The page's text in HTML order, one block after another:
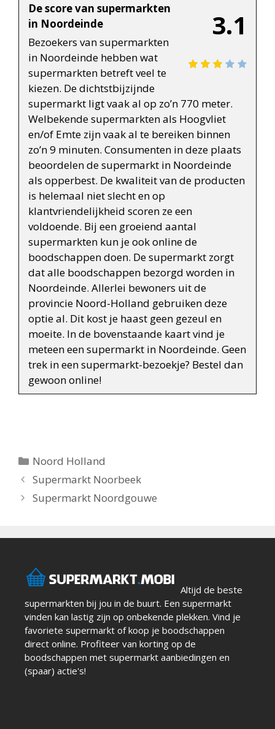
3.1
De score van supermarkten
in Noordeinde
Bezoekers van supermarkten
in Noordeinde hebben wat
supermarkten betreft veel te
kiezen. De dichtstbijzijnde
supermarkt ligt vaak al op zo’n 770 meter.
Welbekende supermarkten als Hoogvliet
en/of Emte zijn vaak al te bereiken binnen
zo’n 9 minuten. Consumenten in deze plaats
beoordelen de supermarkt in Noordeinde
als opperbest. De kwaliteit van de producten
is helemaal niet slecht en op
klantvriendelijkheid scoren ze een
voldoende. Bij een groeiend aantal
supermarkten kun je ook online de
boodschappen doen. De supermarkt zorgt
dat alle boodschappen bezorgd worden in
Noordeinde. Allerlei bewoners uit de
provincie Noord-Holland gebruiken deze
optie al. Dit kost je haast geen gezeul en
moeite. In de bovenstaande kaart vind je
meteen een supermarkt in Noordeinde. Geen
trek in een supermarkt-bezoekje? Bestel dan
gewoon online!
Categorieën
Noord Holland
Berichtnavigatie
Supermarkt Noorbeek
Supermarkt Noordgouwe
Altijd de beste
supermarkten bij jou in de buurt. Een supermarkt
vinden kan lastig zijn op onbekende plekken. Vind je
favoriete supermarkt of koop je boodschappen
direct online. Profiteer van korting op de
boodschappen met supermarkt aanbiedingen en
(spaar) actie's!